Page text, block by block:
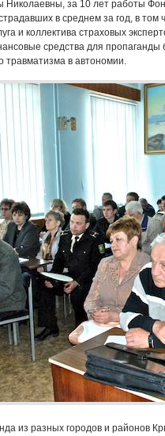
Николаевны, за 10 лет работы
в среднем за год, в
и коллектива страховых
средства для пропаганды
травматизма в автономии.
из разных городов и районов